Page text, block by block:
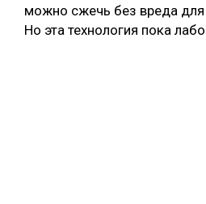
можно сжечь без вреда
Но эта технология пока